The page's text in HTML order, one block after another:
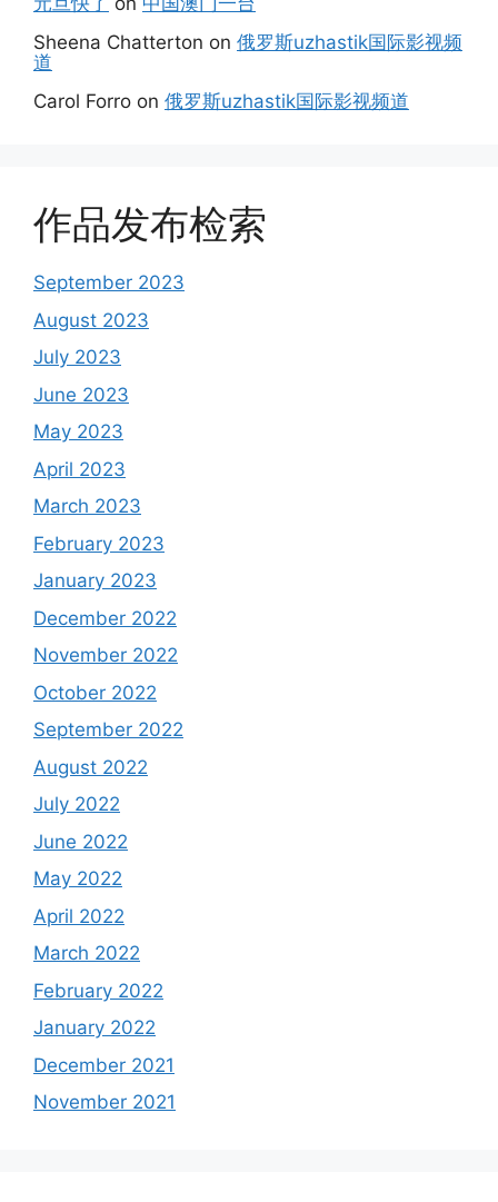
Sheena Chatterton on 俄罗斯uzhastik国际影视频
道
Carol Forro on 俄罗斯uzhastik国际影视频道
作品发布检索
September 2023
August 2023
July 2023
June 2023
May 2023
April 2023
March 2023
February 2023
January 2023
December 2022
November 2022
October 2022
September 2022
August 2022
July 2022
June 2022
May 2022
April 2022
March 2022
February 2022
January 2022
December 2021
November 2021